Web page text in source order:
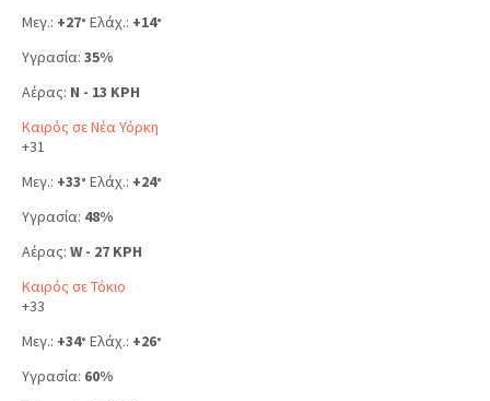
Μεγ.: +27° Ελάχ.: +14°
Υγρασία: 35%
Αέρας: N - 13 KPH
Καιρός σε Νέα Υόρκη
+31
Μεγ.: +33° Ελάχ.: +24°
Υγρασία: 48%
Αέρας: W - 27 KPH
Καιρός σε Τόκιο
+33
Μεγ.: +34° Ελάχ.: +26°
Υγρασία: 60%